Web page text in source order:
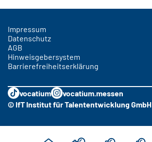
Impressum
Datenschutz
AGB
Hinweisgebersystem
Barrierefreiheitserklärung
vocatium
vocatium.messen
© IfT Institut für Talententwicklung GmbH